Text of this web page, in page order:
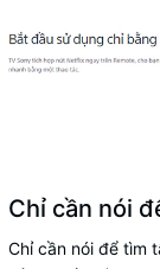
Chỉ cần nói
Chỉ cần nói để tìm